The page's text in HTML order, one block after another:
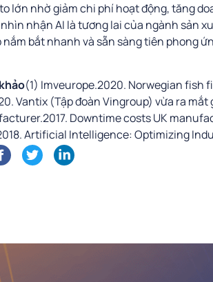
lớn nhờ giảm chi phí hoạt động, tăng
nhận AI là tương lai của ngành sản
bắt nhanh và sẵn sàng tiên phong
(1) Imveurope.2020. Norwegian
Vantix (Tập đoàn Vingroup) vừa ra mắt
Downtime costs UK
Artificial Intelligence: Optimizing